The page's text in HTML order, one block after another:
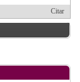
Citar